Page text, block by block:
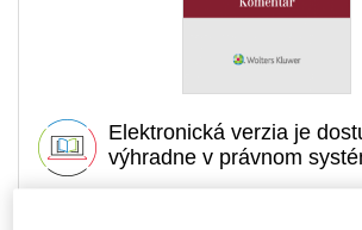
Elektronická verzia je
výhradne v právnom